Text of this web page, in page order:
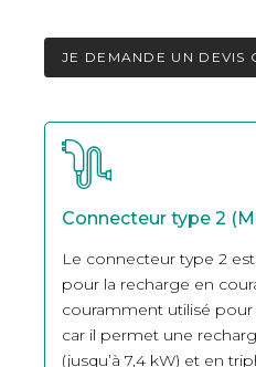
JE DEMANDE UN DEVIS
Connecteur type 2
Le connecteur type 2
pour la recharge en
couramment utilisé pour
car il permet une
(jusqu’à 7,4 kW) et en